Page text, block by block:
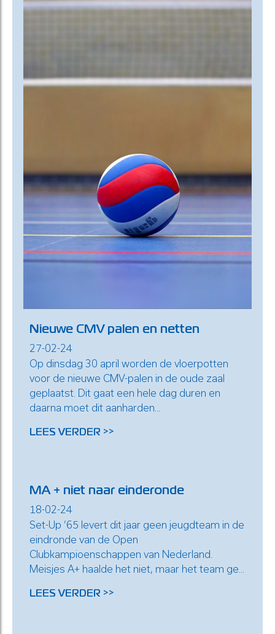
Nieuwe CMV palen en netten
27-02-24
Op dinsdag 30 april worden de vloerpotten
voor de nieuwe CMV-palen in de oude zaal
geplaatst. Dit gaat een hele dag duren en
daarna moet dit aanharden...
LEES VERDER >>
MA + niet naar einderonde
18-02-24
Set-Up ’65 levert dit jaar geen jeugdteam in de
eindronde van de Open
Clubkampioenschappen van Nederland.
Meisjes A+ haalde het niet, maar het team ge...
LEES VERDER >>